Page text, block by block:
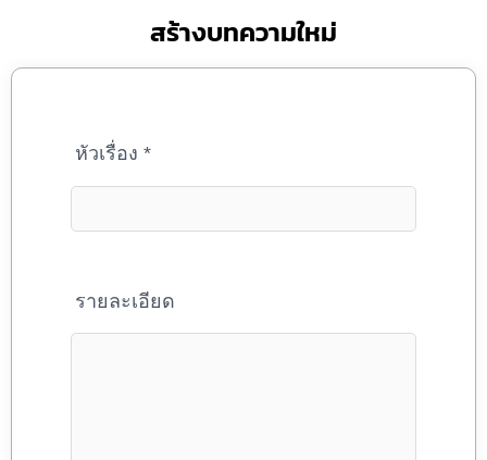
สร้างบทความใหม่
หัวเรื่อง *
รายละเอียด